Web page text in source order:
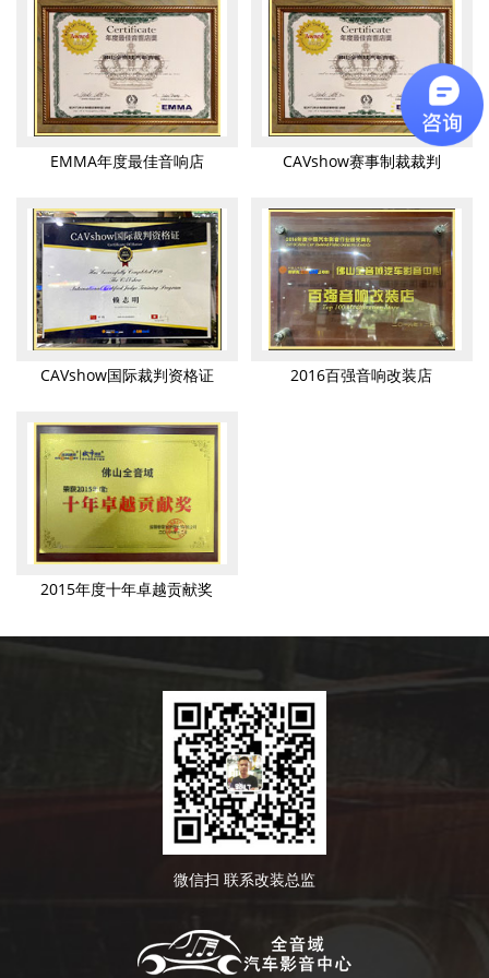
EMMA年度最佳音响店 CAVshow赛事制裁裁判
CAVshow国际裁判资格证 2016百强音响改装店
2015年度十年卓越贡献奖
微信扫 联系改装总监